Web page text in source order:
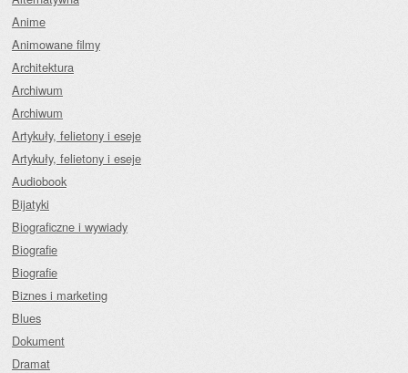
Anime
Animowane filmy
Architektura
Archiwum
Archiwum
Artykuły, felietony i eseje
Artykuły, felietony i eseje
Audiobook
Bijatyki
Biograficzne i wywiady
Biografie
Biografie
Biznes i marketing
Blues
Dokument
Dramat